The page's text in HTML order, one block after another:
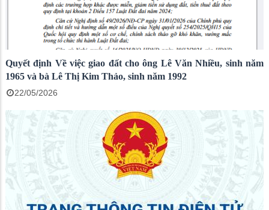
Quyết định Về việc giao đất cho ông Lê Văn Nhiều, sinh năm
1965 và bà Lê Thị Kim Thảo, sinh năm 1992
22/05/2026